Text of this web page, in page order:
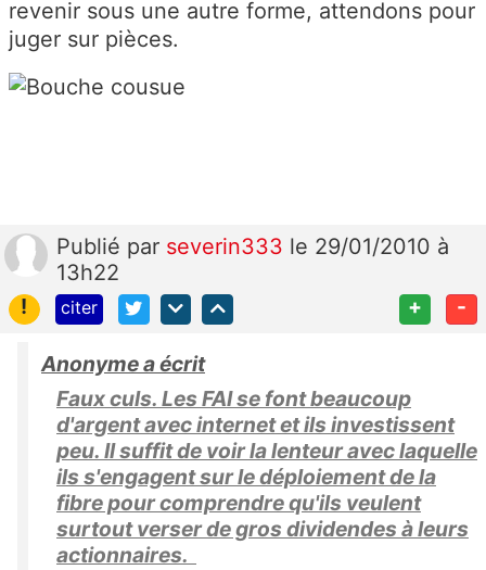
revenir sous une autre forme, attendons pour
juger sur pièces.
Publié par severin333 le 29/01/2010 à
13h22
!
citer + -
Anonyme a écrit
Faux culs. Les FAI se font beaucoup
d'argent avec internet et ils investissent
peu. Il suffit de voir la lenteur avec laquelle
ils s'engagent sur le déploiement de la
fibre pour comprendre qu'ils veulent
surtout verser de gros dividendes à leurs
actionnaires.